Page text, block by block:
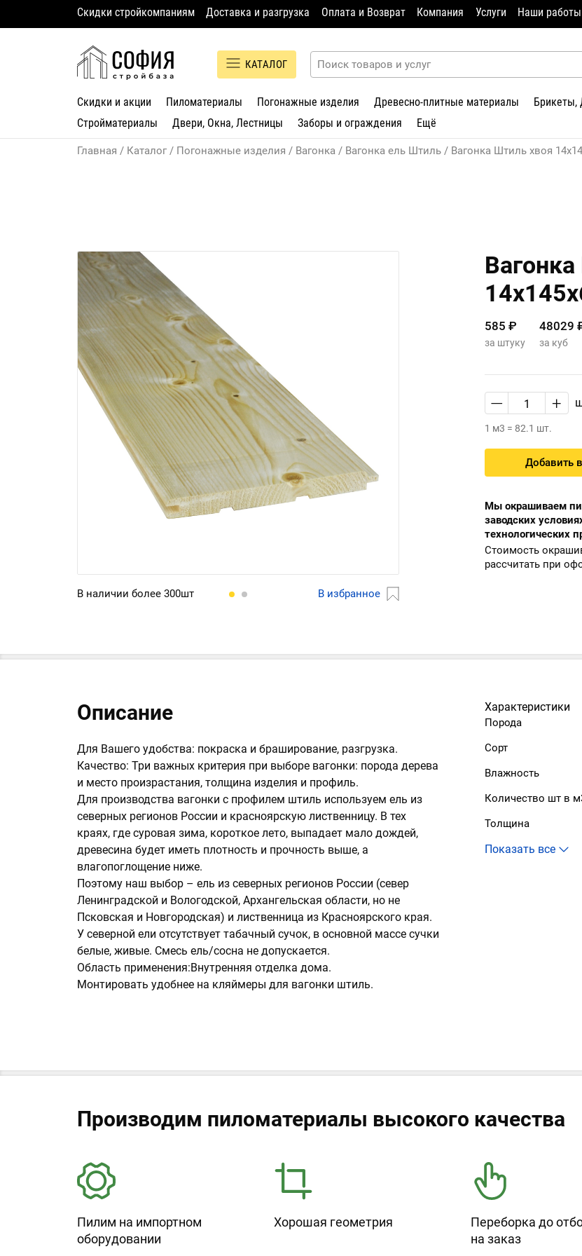
Скидки стройкомпаниям Доставка и разгрузка Оплата и Возврат Компания Услуги Наши работы
КАТАЛОГ
Скидки и акции Пиломатериалы Погонажные изделия Древесно-плитные материалы Брикеты,
Стройматериалы
Двери, Окна, Лестницы Заборы и ограждения Ещё
Главная Каталог Погонажные изделия Вагонка Вагонка ель Штиль Вагонка Штиль хвоя
В наличии более 300шт В избранное
585 ₽ 48029
за штуку за куб
— +
1 м3 = 82.1 шт.
Добавить
Мы окрашиваем
заводских
технологических
Стоимость
рассчитать при
Описание
Для Вашего удобства: покраска и браширование, разгрузка.
Качество: Три важных критерия при выборе вагонки: порода дерева
и место произрастания, толщина изделия и профиль.
Для производства вагонки с профилем штиль используем ель из
северных регионов России и красноярскую лиственницу. В тех
краях, где суровая зима, короткое лето, выпадает мало дождей,
древесина будет иметь плотность и прочность выше, а
влагопоглощение ниже.
Поэтому наш выбор – ель из северных регионов России (север
Ленинградской и Вологодской, Архангельская области, но не
Псковская и Новгородская) и лиственница из Красноярского края.
У северной ели отсутствует табачный сучок, в основной массе сучки
белые, живые. Смесь ель/сосна не допускается.
Область применения:Внутренняя отделка дома.
Монтировать удобнее на кляймеры для вагонки штиль.
Характеристики
Порода
Сорт
Влажность
Количество шт в
Толщина
Производим пиломатериалы высокого качества
Пилим на импортном
оборудовании
Хорошая геометрия
Переборка до
на заказ